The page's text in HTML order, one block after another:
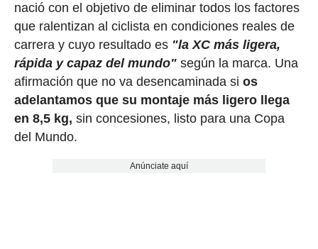
nació con el objetivo de eliminar todos los factores
que ralentizan al ciclista en condiciones reales de
carrera y cuyo resultado es "la XC más ligera,
rápida y capaz del mundo" según la marca. Una
afirmación que no va desencaminada si os
adelantamos que su montaje más ligero llega
en 8,5 kg, sin concesiones, listo para una Copa
del Mundo.
Anúnciate aquí